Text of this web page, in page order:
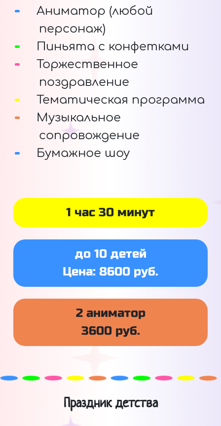
Аниматор (любой
персонаж)
Пиньята с конфетками
Торжественное
поздравление
Тематическая программа
Музыкальное
сопровождение
Бумажное шоу
1 час 30 минут
до 10 детей
Цена: 8600 руб.
2 аниматор
3600 руб.
Праздник детства